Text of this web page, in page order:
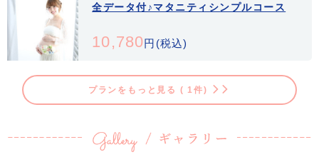
全データ付♪マタニティシンプルコース
10,780円(税込)
プランをもっと見る ( 1件)